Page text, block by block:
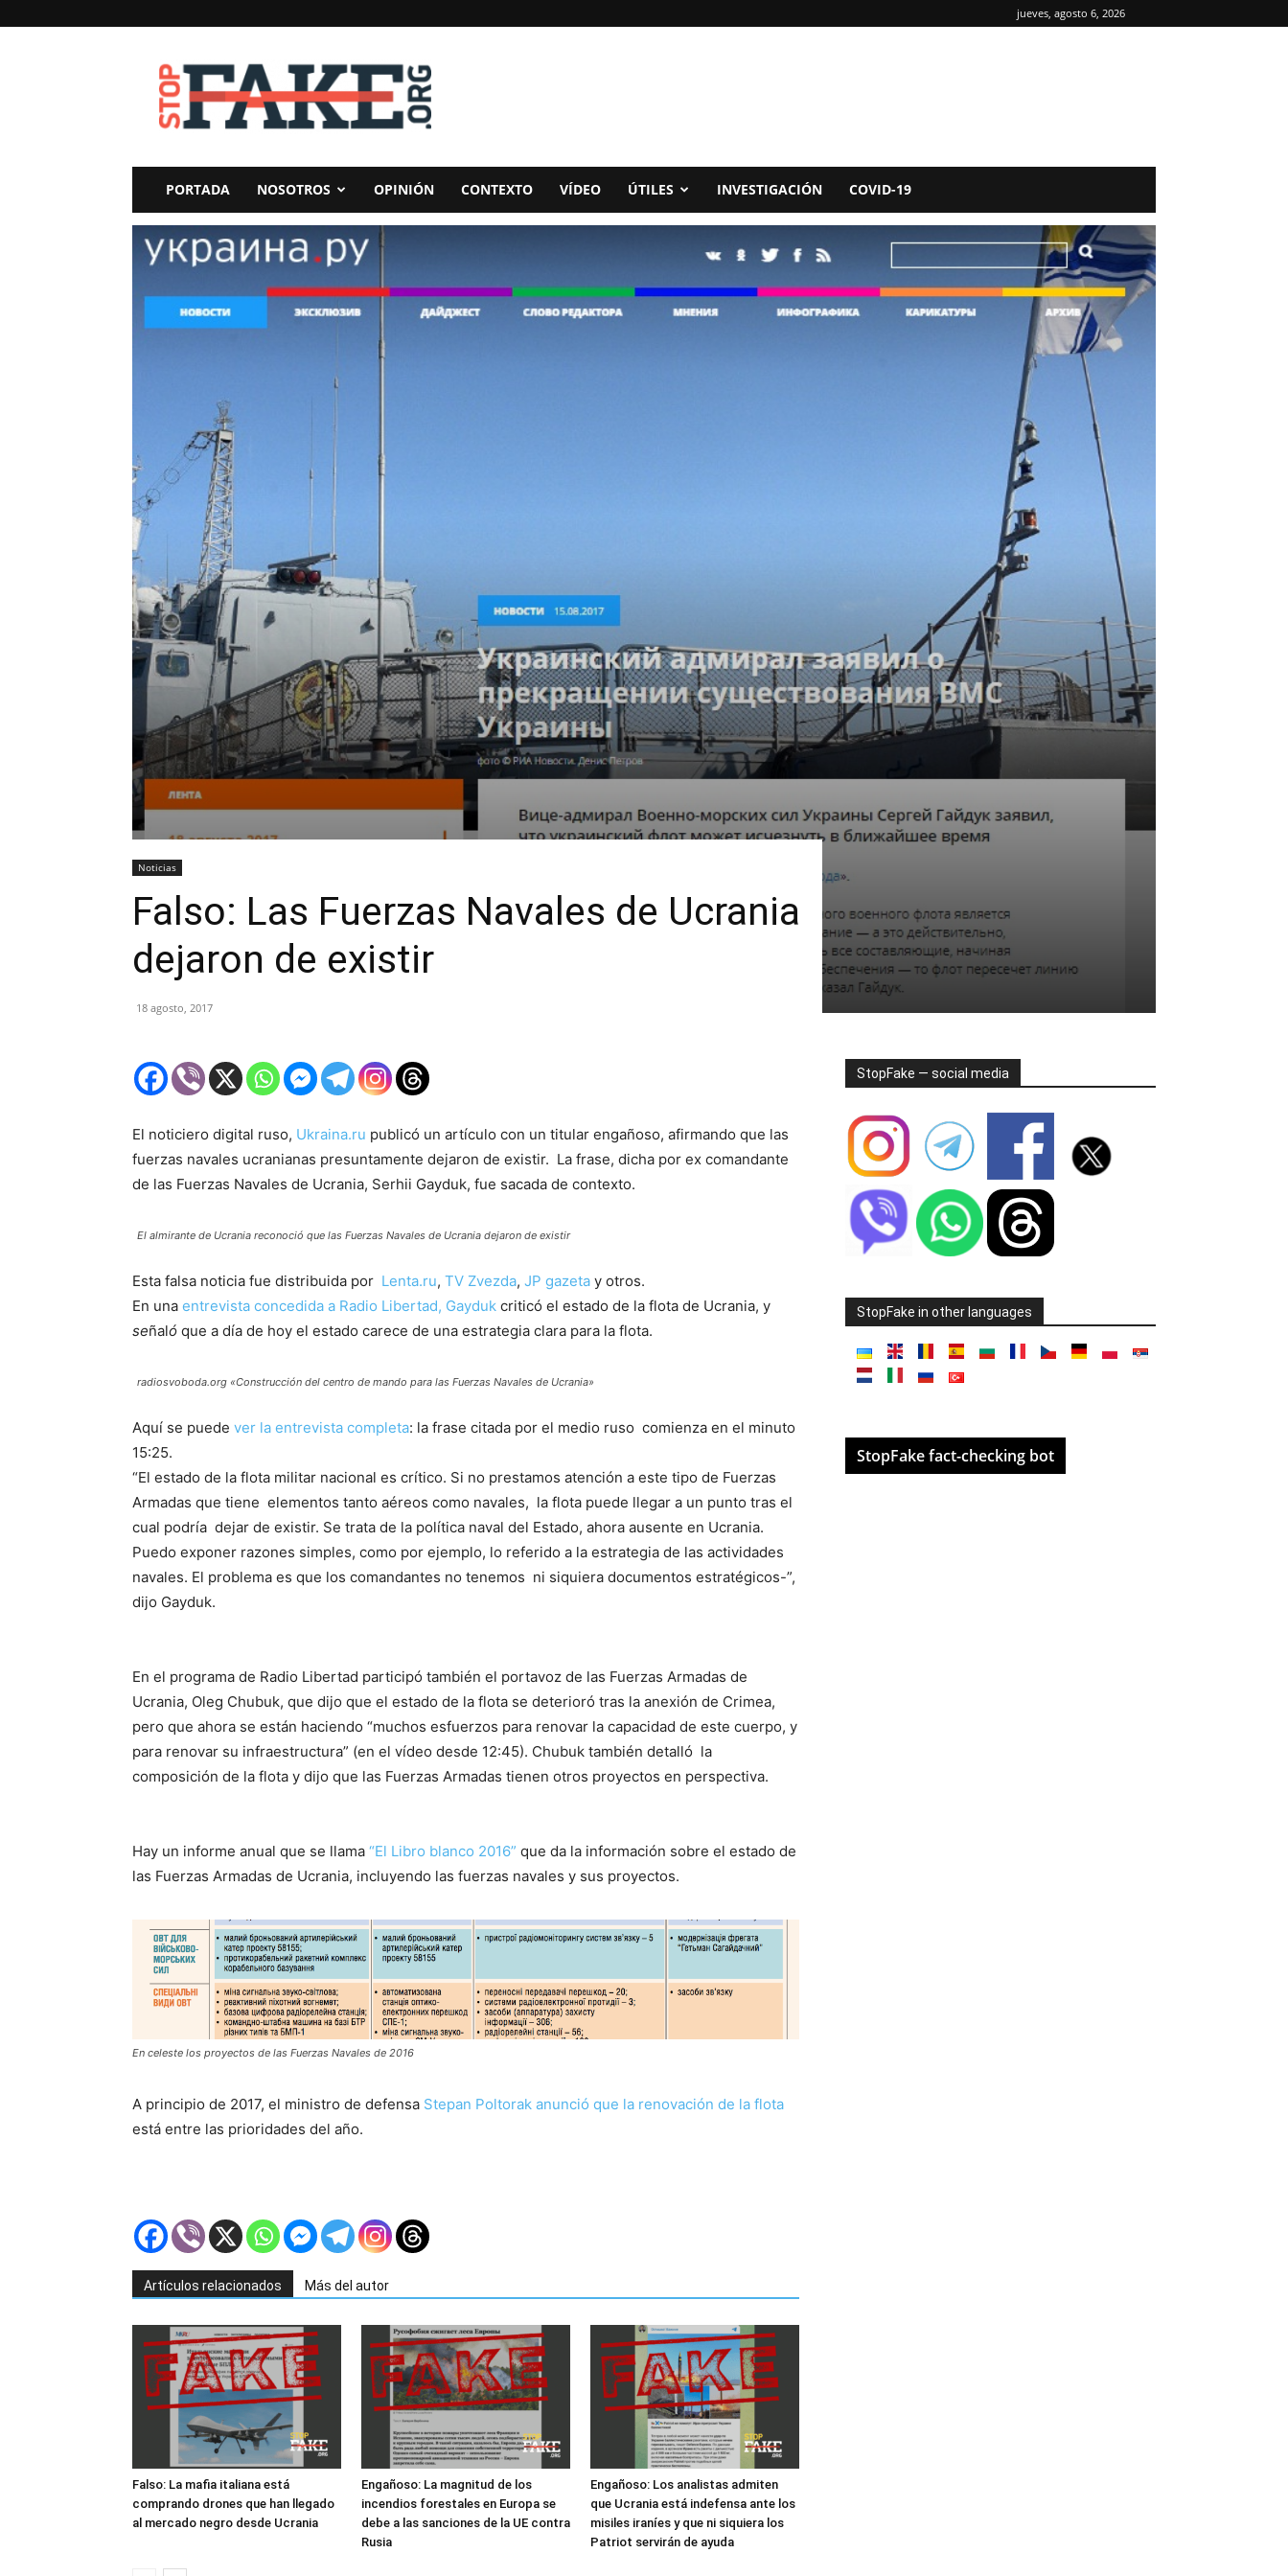
jueves, agosto 6, 2026
StopFake
PORTADA NOSOTROS OPINIÓN CONTEXTO VÍDEO ÚTILES INVESTIGACIÓN COVID-19
Noticias
Falso: Las Fuerzas Navales de Ucrania
dejaron de existir
18 agosto, 2017
El noticiero digital ruso, Ukraina.ru publicó un artículo con un titular engañoso, afirmando que las
fuerzas navales ucranianas presuntamente dejaron de existir. La frase, dicha por ex comandante
de las Fuerzas Navales de Ucrania, Serhii Gayduk, fue sacada de contexto.
El almirante de Ucrania reconoció que las Fuerzas Navales de Ucrania dejaron de existir
Esta falsa noticia fue distribuida por Lenta.ru, TV Zvezda, JP gazeta y otros.
En una entrevista concedida a Radio Libertad, Gayduk criticó el estado de la flota de Ucrania, y
señaló que a día de hoy el estado carece de una estrategia clara para la flota.
radiosvoboda.org «Construcción del centro de mando para las Fuerzas Navales de Ucrania»
Aquí se puede ver la entrevista completa: la frase citada por el medio ruso comienza en el minuto
15:25.
“El estado de la flota militar nacional es crítico. Si no prestamos atención a este tipo de Fuerzas
Armadas que tiene elementos tanto aéreos como navales, la flota puede llegar a un punto tras el
cual podría dejar de existir. Se trata de la política naval del Estado, ahora ausente en Ucrania.
Puedo exponer razones simples, como por ejemplo, lo referido a la estrategia de las actividades
navales. El problema es que los comandantes no tenemos ni siquiera documentos estratégicos-”,
dijo Gayduk.
En el programa de Radio Libertad participó también el portavoz de las Fuerzas Armadas de
Ucrania, Oleg Chubuk, que dijo que el estado de la flota se deterioró tras la anexión de Crimea,
pero que ahora se están haciendo “muchos esfuerzos para renovar la capacidad de este cuerpo, y
para renovar su infraestructura” (en el vídeo desde 12:45). Chubuk también detalló la
composición de la flota y dijo que las Fuerzas Armadas tienen otros proyectos en perspectiva.
Hay un informe anual que se llama “El Libro blanco 2016” que da la información sobre el estado de
las Fuerzas Armadas de Ucrania, incluyendo las fuerzas navales y sus proyectos.
En celeste los proyectos de las Fuerzas Navales de 2016
A principio de 2017, el ministro de defensa Stepan Poltorak anunció que la renovación de la flota
está entre las prioridades del año.
Artículos relacionados Más del autor
Falso: La mafia italiana está
comprando drones que han llegado
al mercado negro desde Ucrania
Engañoso: La magnitud de los
incendios forestales en Europa se
debe a las sanciones de la UE contra
Rusia
Engañoso: Los analistas admiten
que Ucrania está indefensa ante los
misiles iraníes y que ni siquiera los
Patriot servirán de ayuda
StopFake — social media
StopFake in other languages
StopFake fact-checking bot